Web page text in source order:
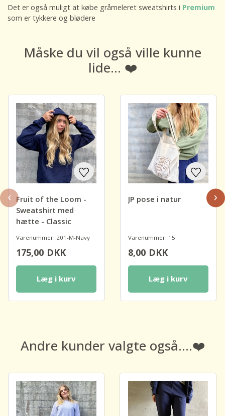
Det er også muligt at købe gråmeleret sweatshirts i Premium
som er tykkere og blødere
Måske du vil også ville kunne
lide... ❤️
Fruit of the Loom -
Sweatshirt med
hætte - Classic
Varenummer: 201-M-Navy
175,00DKK
Læg i kurv
JP pose i natur
Varenummer: 15
8,00DKK
Læg i kurv
‹ ›
Andre kunder valgte også....❤️